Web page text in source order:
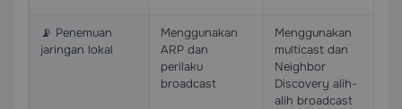
📡 Penemuan
jaringan lokal
Menggunakan
ARP dan
perilaku
broadcast
Menggunakan
multicast dan
Neighbor
Discovery alih-
alih broadcast